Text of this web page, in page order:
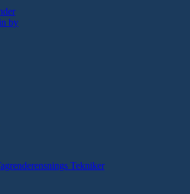
by
Tekniker